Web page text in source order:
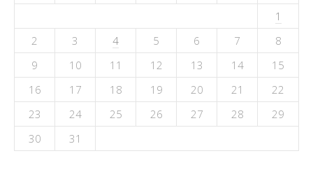
1
2
3 4 5 6 7
8
9
10 11 12 13 14
15
16
17 18 19 20 21
22
23
24 25 26 27 28
29
30
31